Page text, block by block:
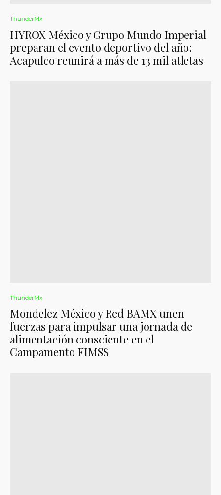
ThunderMx
HYROX México y Grupo Mundo Imperial
preparan el evento deportivo del año:
Acapulco reunirá a más de 13 mil atletas
ThunderMx
Mondelēz México y Red BAMX unen
fuerzas para impulsar una jornada de
alimentación consciente en el
Campamento FIMSS